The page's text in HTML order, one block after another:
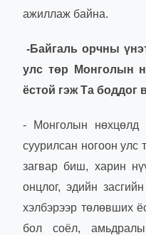
ажиллаж байна.
-Байгаль орчны
улс төр Монголын
ёстой гэж Та боддог
- Монголын нөхцөлд
суурилсан ногоон улс
загвар биш, харин
онцлог, эдийн
хэлбэрээр төлөвших
бол соёл,